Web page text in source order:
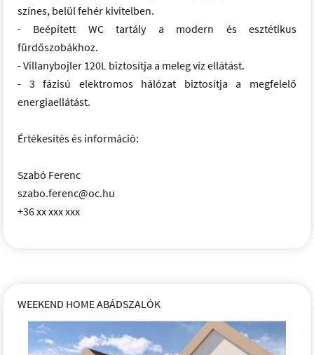
színes, belül fehér kivitelben.
- Beépített WC tartály a modern és esztétikus
fürdőszobákhoz.
- Villanybojler 120L biztosítja a meleg víz ellátást.
- 3 fázisú elektromos hálózat biztosítja a megfelelő
energiaellátást.
Értékesítés és információ:
Szabó Ferenc
szabo.ferenc@oc.hu
+36 xx xxx xxx
WEEKEND HOME ABÁDSZALÓK